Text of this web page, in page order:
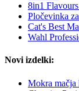
8in1
Pločevinka
Cat's Best
Wahl
Novi izdelki:
Mokra mačja